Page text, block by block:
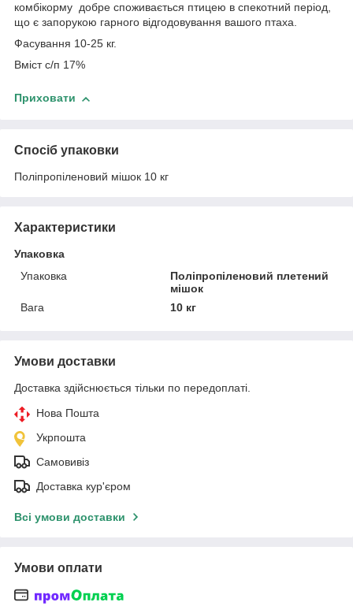
комбікорму добре споживається птицею в спекотний період,
що є запорукою гарного відгодовування вашого птаха.
Фасування 10-25 кг.
Вміст с/п 17%
Приховати
Спосіб упаковки
Поліпропіленовий мішок 10 кг
Характеристики
Упаковка
Упаковка
Поліпропіленовий плетений
мішок
Вага
10 кг
Умови доставки
Доставка здійснюється тільки по передоплаті.
Нова Пошта
Укрпошта
Самовивіз
Доставка кур'єром
Всі умови доставки
Умови оплати